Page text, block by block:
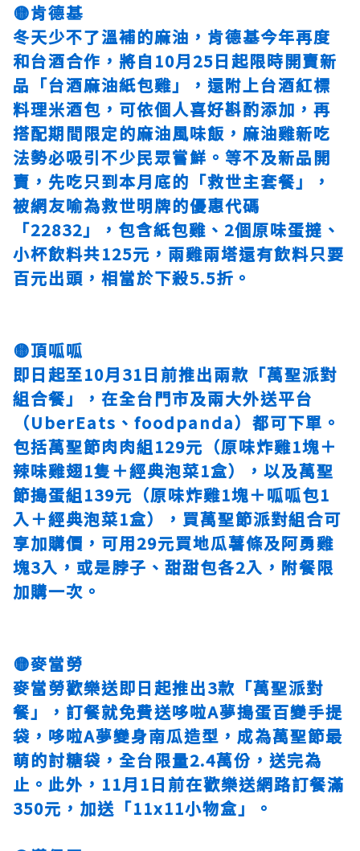
🟡肯德基
冬天少不了溫補的麻油，肯德基今年再度
和台酒合作，將自10月25日起限時開賣新
品「台酒麻油紙包雞」，還附上台酒紅標
料理米酒包，可依個人喜好斟酌添加，再
搭配期間限定的麻油風味飯，麻油雞新吃
法勢必吸引不少民眾嘗鮮。等不及新品開
賣，先吃只到本月底的「救世主套餐」，
被網友喻為救世明牌的優惠代碼
「22832」，包含紙包雞、2個原味蛋撻、
小杯飲料共125元，兩雞兩塔還有飲料只要
百元出頭，相當於下殺5.5折。
🟡頂呱呱
即日起至10月31日前推出兩款「萬聖派對
組合餐」，在全台門市及兩大外送平台
（UberEats、foodpanda）都可下單。
包括萬聖節肉肉組129元（原味炸雞1塊＋
辣味雞翅1隻＋經典泡菜1盒），以及萬聖
節搗蛋組139元（原味炸雞1塊＋呱呱包1
入＋經典泡菜1盒），買萬聖節派對組合可
享加購價，可用29元買地瓜薯條及阿勇雞
塊3入，或是脖子、甜甜包各2入，附餐限
加購一次。
🟡麥當勞
麥當勞歡樂送即日起推出3款「萬聖派對
餐」，訂餐就免費送哆啦A夢搗蛋百變手提
袋，哆啦A夢變身南瓜造型，成為萬聖節最
萌的討糖袋，全台限量2.4萬份，送完為
止。此外，11月1日前在歡樂送網路訂餐滿
350元，加送「11x11小物盒」。